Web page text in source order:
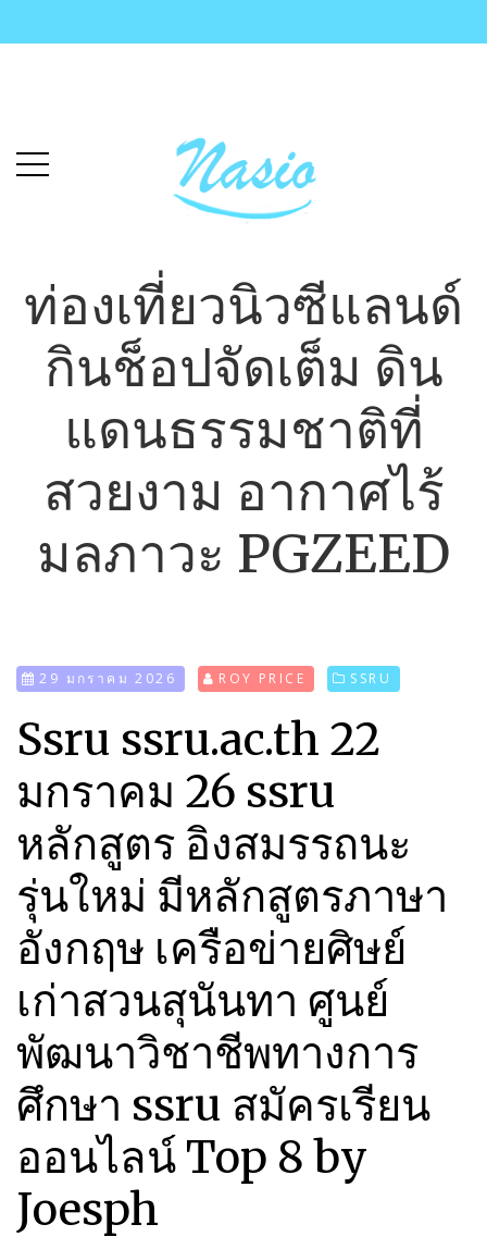
ท่องเที่ยวนิวซีแลนด์
กินช็อปจัดเต็ม ดิน
แดนธรรมชาติที่
สวยงาม อากาศไร้
มลภาวะ PGZEED
29 มกราคม 2026 ROY PRICE SSRU
Ssru ssru.ac.th 22
มกราคม 26 ssru
หลักสูตร อิงสมรรถนะ
รุ่นใหม่ มีหลักสูตรภาษา
อังกฤษ เครือข่ายศิษย์
เก่าสวนสุนันทา ศูนย์
พัฒนาวิชาชีพทางการ
ศึกษา ssru สมัครเรียน
ออนไลน์ Top 8 by
Joesph